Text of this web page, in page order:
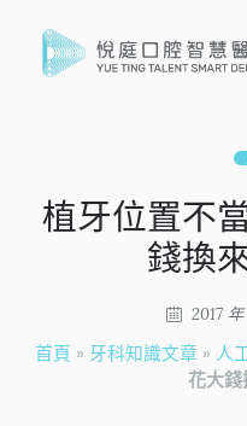
植牙位置不
錢換
2017
首頁 » 牙科知識文章 » 人
花大